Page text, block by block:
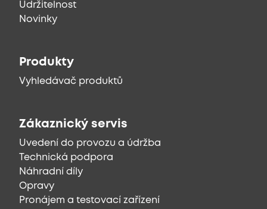
Udržitelnost
Novinky
Produkty
Vyhledávač produktů
Zákaznický servis
Uvedení do provozu a údržba
Technická podpora
Náhradní díly
Opravy
Pronájem a testovací zařízení